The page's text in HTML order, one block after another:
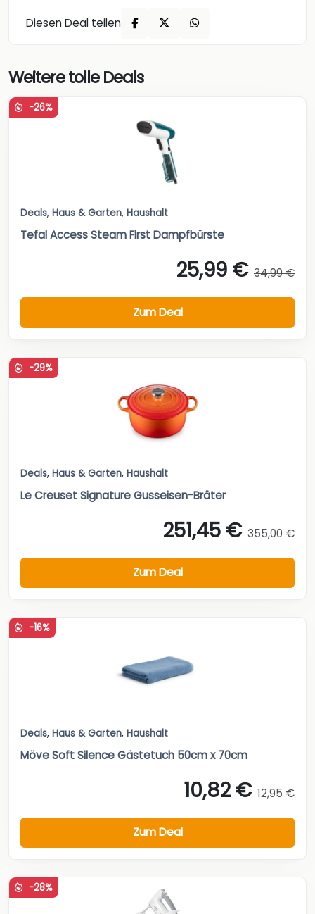
Diesen Deal teilen
Weitere tolle Deals
-26%
Deals, Haus & Garten, Haushalt
Tefal Access Steam First Dampfbürste
25,99 € 34,99 €
Zum Deal
-29%
Deals, Haus & Garten, Haushalt
Le Creuset Signature Gusseisen-Bräter
251,45 € 355,00 €
Zum Deal
-16%
Deals, Haus & Garten, Haushalt
Möve Soft Silence Gästetuch 50cm x 70cm
10,82 € 12,95 €
Zum Deal
-28%